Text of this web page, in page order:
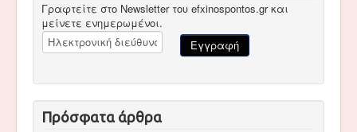
Γραφτείτε στο Newsletter του efxinospontos.gr και
μείνετε ενημερωμένοι.
Πρόσφατα άρθρα